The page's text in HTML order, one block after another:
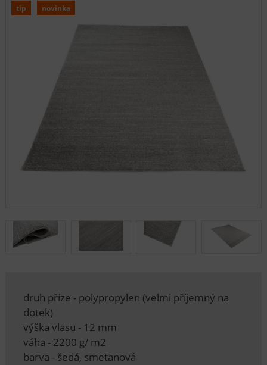
tip novinka
druh příze - polypropylen (velmi příjemný na
dotek)
výška vlasu - 12 mm
váha - 2200 g/ m2
barva - šedá, smetanová